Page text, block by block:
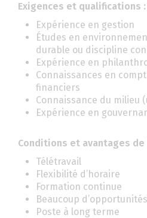
Exigences et qualifications :
Expérience en gestion
Études en
durable ou discipline
Expérience en
Connaissances en
financiers
Connaissance du milieu
Expérience en
Conditions et avantages de
Télétravail
Flexibilité d’horaire
Formation continue
Beaucoup
Poste à long terme